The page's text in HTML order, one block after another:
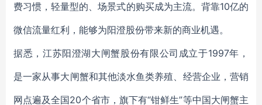
费习惯，轻量型的、场景式的购买成为主流。背靠10亿的
微信流量红利，能够为阳澄股份带来新的商业机遇。
据悉，江苏阳澄湖大闸蟹股份有限公司成立于1997年，
是一家从事大闸蟹和其他淡水鱼类养殖、经营企业，营销
网点遍及全国20个省市，旗下有“钳鲜生”等中国大闸蟹主